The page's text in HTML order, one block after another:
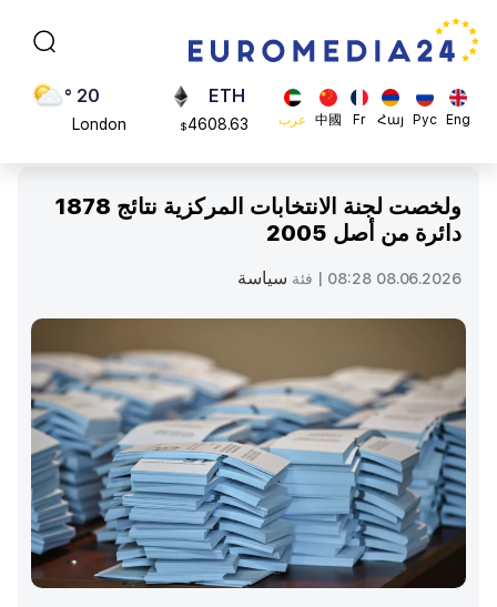
Eng
Рус
Հայ
Fr
中國 عرب
ADA
0.868816
ETH
$4608.63
20 °
London
23 °
23 °
Madrid
ولخصت لجنة الانتخابات المركزية نتائج 1878
دائرة من أصل 2005
08.06.2026 08:28 | فئة سياسة